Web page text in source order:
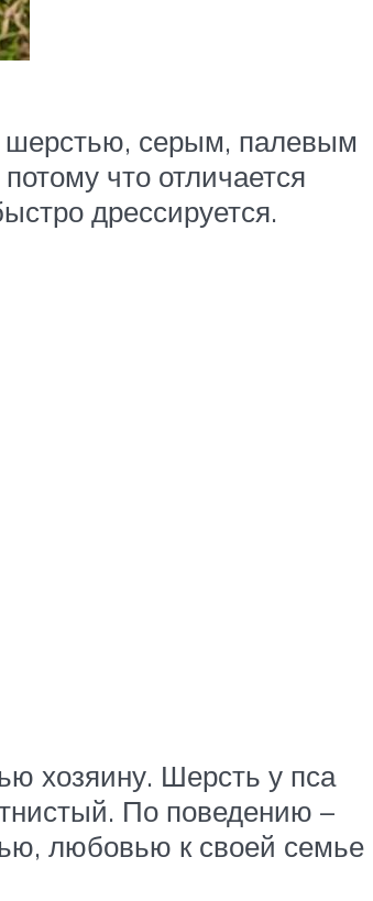
шерстью, серым, палевым
что отличается
дрессируется.
хозяину. Шерсть у пса
По поведению –
любовью к своей семье